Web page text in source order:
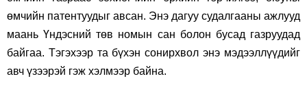
өмчийн патентуудыг авсан. Энэ дагуу судалгааны ажлууд
маань Үндэсний төв номын сан болон бусад газруудад
байгаа. Тэгэхээр та бүхэн сонирхвол энэ мэдээллүүдийг
авч үзээрэй гэж хэлмээр байна.